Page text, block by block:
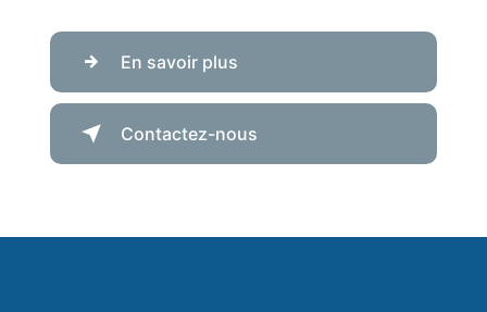
En savoir plus
Contactez-nous